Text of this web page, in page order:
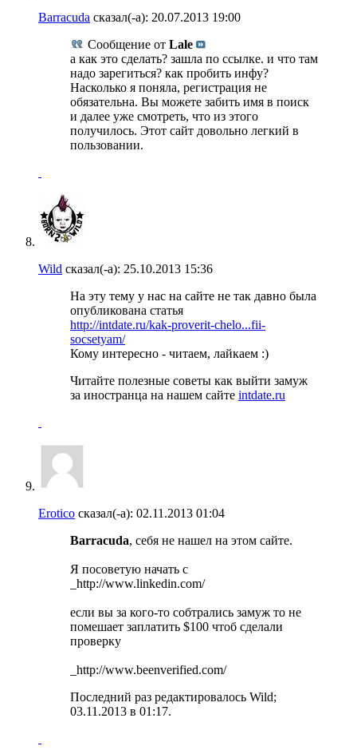
Barracuda сказал(-а): 20.07.2013 19:00
Сообщение от Lale
а как это сделать? зашла по ссылке. и что там
надо зарегиться? как пробить инфу?
Насколько я поняла, регистрация не
обязательна. Вы можете забить имя в поиск
и далее уже смотреть, что из этого
получилось. Этот сайт довольно легкий в
пользовании.
Wild сказал(-а): 25.10.2013 15:36
На эту тему у нас на сайте не так давно была
опубликована статья
http://intdate.ru/kak-proverit-chelo...fii-
socsetyam/
Кому интересно - читаем, лайкаем :)
Читайте полезные советы как выйти замуж
за иностранца на нашем сайте intdate.ru
Erotico сказал(-а): 02.11.2013 01:04
Barracuda, себя не нашел на этом сайте.
Я посоветую начать с
_http://www.linkedin.com/
если вы за кого-то собтрались замуж то не
помешает заплатить $100 чтоб сделали
проверку
_http://www.beenverified.com/
Последний раз редактировалось Wild;
03.11.2013 в 01:17.